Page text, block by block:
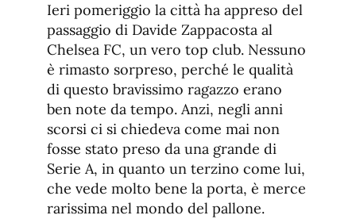
Ieri pomeriggio la città ha appreso del
passaggio di Davide Zappacosta al
Chelsea FC, un vero top club. Nessuno
è rimasto sorpreso, perché le qualità
di questo bravissimo ragazzo erano
ben note da tempo. Anzi, negli anni
scorsi ci si chiedeva come mai non
fosse stato preso da una grande di
Serie A, in quanto un terzino come lui,
che vede molto bene la porta, è merce
rarissima nel mondo del pallone.